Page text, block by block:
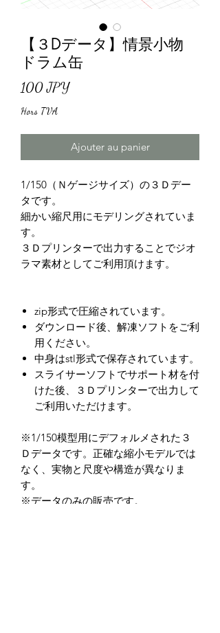
【３Dデータ】情景小物
ドラム缶
100 JPYPrix
Hors TVA
Ajouter au panier
1/150（Ｎゲージサイズ）の３Ｄデー
タです。
細かい縮尺用にモデリングされていま
す。
３Ｄプリンターで出力することでジオ
ラマ素材としてご利用頂けます。
zip形式で圧縮されています。
ダウンロード後、解凍ソフトをご利
用ください。
中身はstl形式で保存されています。
スライサーソフトでサポート材を付
けた後、３Ｄプリンターで出力して
ご利用いただけます。
※1/150模型用にデフォルメされた３
Ｄデータです。正確な縮小モデルでは
なく、実物と尺度や構造が異なりま
す。
※データのみの販売です。